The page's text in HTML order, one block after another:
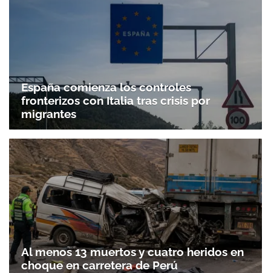
España comienza los controles
fronterizos con Italia tras crisis por
migrantes
Al menos 13 muertos y cuatro heridos en
choque en carretera de Perú